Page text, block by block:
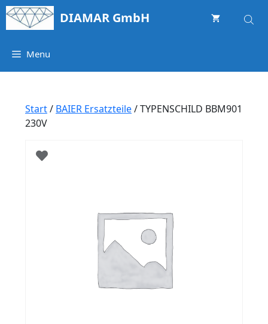
Springe
zum
DIAMAR GmbH
Menu
Start/ BAIER Ersatzteile/ TYPENSCHILD BBM901
230V